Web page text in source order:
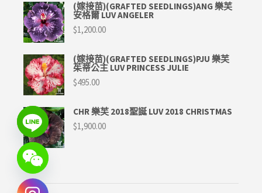
(嫁接苗)(GRAFTED SEEDLINGS)ANG 樂芙
安格爾 LUV ANGELER
$1,200.00
(嫁接苗)(GRAFTED SEEDLINGS)PJU 樂芙
茱蒂公主 LUV PRINCESS JULIE
$495.00
CHR 樂芙 2018聖誕 LUV 2018 CHRISTMAS
$1,900.00